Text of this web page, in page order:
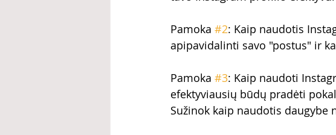
Pamoka #2: Kaip naudotis
apipavidalinti savo "postus" ir
Pamoka #3: Kaip naudoti
efektyviausių būdų pradėti
Sužinok kaip naudotis daugybe